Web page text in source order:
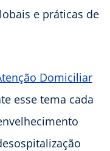
e práticas de
Domiciliar
esse tema cada